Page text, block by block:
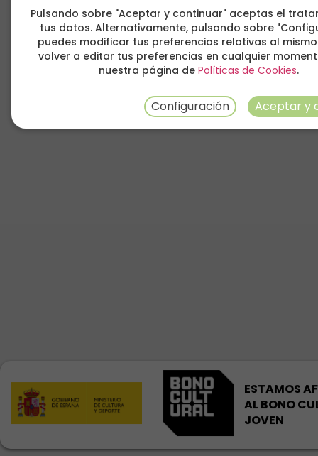
ESTAMOS
AL BONO
JOVEN
Pulsando sobre "Aceptar y continuar" aceptas el
tus datos. Alternativamente, pulsando sobre
puedes modificar tus preferencias relativas al
volver a editar tus preferencias en cualquier
nuestra página de Políticas de Cookies.
Configuración Aceptar y